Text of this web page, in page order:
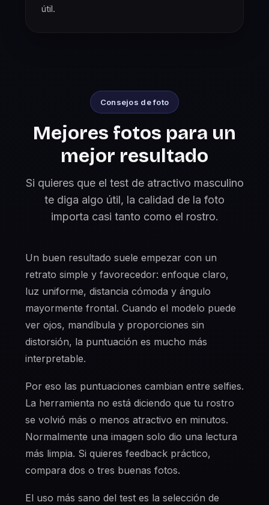
útil.
Consejos de foto
Mejores fotos para un
mejor resultado
Si quieres que el test de atractivo masculino
te diga algo útil, la calidad de la foto
importa casi tanto como el rostro.
Un buen resultado suele empezar con un
retrato simple y favorecedor: enfoque claro,
luz uniforme, distancia cómoda y ángulo
mayormente frontal. Cuando el modelo puede
ver ojos, mandíbula y proporciones sin
distorsión, la puntuación es mucho más
interpretable.
Por eso las puntuaciones cambian entre selfies.
La herramienta no está diciendo que tu rostro
se volvió más o menos atractivo en minutos.
Normalmente una imagen solo dio una lectura
más limpia. Si quieres feedback práctico,
compara dos o tres buenas fotos.
El uso más sano del test es la selección de